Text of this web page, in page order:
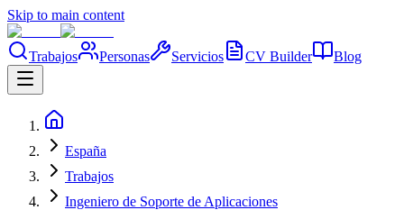
Skip to main content
Trabajos Personas Servicios CV Builder Blog
España
Trabajos
Ingeniero de Soporte de Aplicaciones